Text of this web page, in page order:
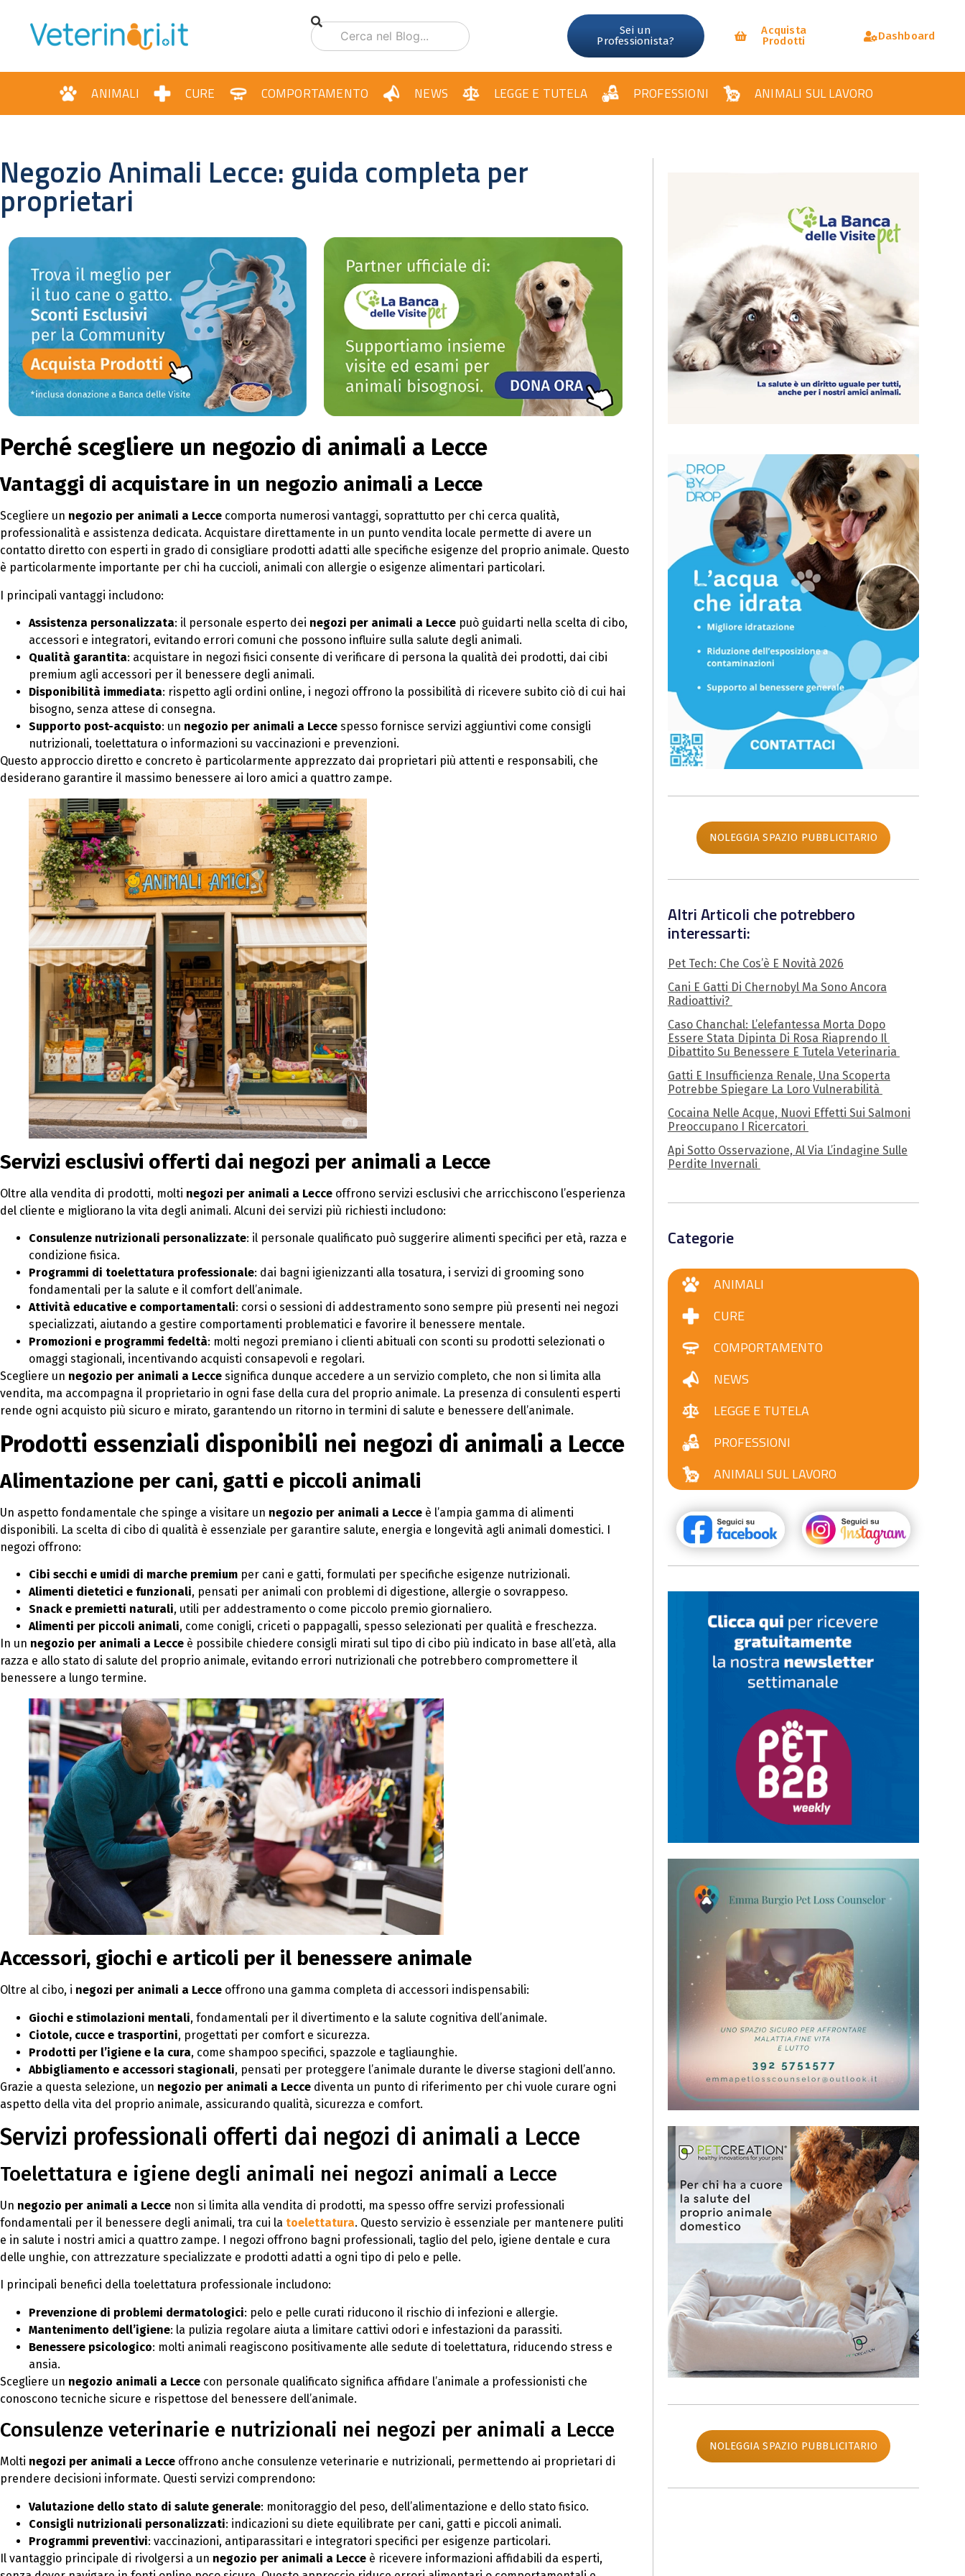
Sei un
Professionista?
Acquista
Prodotti
Dashboard
ANIMALI CURE COMPORTAMENTO NEWS LEGGE E TUTELA PROFESSIONI ANIMALI SUL LAVORO
Negozio Animali Lecce: guida completa per
proprietari
Perché scegliere un negozio di animali a Lecce
Vantaggi di acquistare in un negozio animali a Lecce
Scegliere un negozio per animali a Lecce comporta numerosi vantaggi, soprattutto per chi cerca qualità,
professionalità e assistenza dedicata. Acquistare direttamente in un punto vendita locale permette di avere un
contatto diretto con esperti in grado di consigliare prodotti adatti alle specifiche esigenze del proprio animale. Questo
è particolarmente importante per chi ha cuccioli, animali con allergie o esigenze alimentari particolari.
I principali vantaggi includono:
Assistenza personalizzata: il personale esperto dei negozi per animali a Lecce può guidarti nella scelta di cibo,
accessori e integratori, evitando errori comuni che possono influire sulla salute degli animali.
Qualità garantita: acquistare in negozi fisici consente di verificare di persona la qualità dei prodotti, dai cibi
premium agli accessori per il benessere degli animali.
Disponibilità immediata: rispetto agli ordini online, i negozi offrono la possibilità di ricevere subito ciò di cui hai
bisogno, senza attese di consegna.
Supporto post-acquisto: un negozio per animali a Lecce spesso fornisce servizi aggiuntivi come consigli
nutrizionali, toelettatura o informazioni su vaccinazioni e prevenzioni.
Questo approccio diretto e concreto è particolarmente apprezzato dai proprietari più attenti e responsabili, che
desiderano garantire il massimo benessere ai loro amici a quattro zampe.
Servizi esclusivi offerti dai negozi per animali a Lecce
Oltre alla vendita di prodotti, molti negozi per animali a Lecce offrono servizi esclusivi che arricchiscono l’esperienza
del cliente e migliorano la vita degli animali. Alcuni dei servizi più richiesti includono:
Consulenze nutrizionali personalizzate: il personale qualificato può suggerire alimenti specifici per età, razza e
condizione fisica.
Programmi di toelettatura professionale: dai bagni igienizzanti alla tosatura, i servizi di grooming sono
fondamentali per la salute e il comfort dell’animale.
Attività educative e comportamentali: corsi o sessioni di addestramento sono sempre più presenti nei negozi
specializzati, aiutando a gestire comportamenti problematici e favorire il benessere mentale.
Promozioni e programmi fedeltà: molti negozi premiano i clienti abituali con sconti su prodotti selezionati o
omaggi stagionali, incentivando acquisti consapevoli e regolari.
Scegliere un negozio per animali a Lecce significa dunque accedere a un servizio completo, che non si limita alla
vendita, ma accompagna il proprietario in ogni fase della cura del proprio animale. La presenza di consulenti esperti
rende ogni acquisto più sicuro e mirato, garantendo un ritorno in termini di salute e benessere dell’animale.
Prodotti essenziali disponibili nei negozi di animali a Lecce
Alimentazione per cani, gatti e piccoli animali
Un aspetto fondamentale che spinge a visitare un negozio per animali a Lecce è l’ampia gamma di alimenti
disponibili. La scelta di cibo di qualità è essenziale per garantire salute, energia e longevità agli animali domestici. I
negozi offrono:
Cibi secchi e umidi di marche premium per cani e gatti, formulati per specifiche esigenze nutrizionali.
Alimenti dietetici e funzionali, pensati per animali con problemi di digestione, allergie o sovrappeso.
Snack e premietti naturali, utili per addestramento o come piccolo premio giornaliero.
Alimenti per piccoli animali, come conigli, criceti o pappagalli, spesso selezionati per qualità e freschezza.
In un negozio per animali a Lecce è possibile chiedere consigli mirati sul tipo di cibo più indicato in base all’età, alla
razza e allo stato di salute del proprio animale, evitando errori nutrizionali che potrebbero compromettere il
benessere a lungo termine.
Accessori, giochi e articoli per il benessere animale
Oltre al cibo, i negozi per animali a Lecce offrono una gamma completa di accessori indispensabili:
Giochi e stimolazioni mentali, fondamentali per il divertimento e la salute cognitiva dell’animale.
Ciotole, cucce e trasportini, progettati per comfort e sicurezza.
Prodotti per l’igiene e la cura, come shampoo specifici, spazzole e tagliaunghie.
Abbigliamento e accessori stagionali, pensati per proteggere l’animale durante le diverse stagioni dell’anno.
Grazie a questa selezione, un negozio per animali a Lecce diventa un punto di riferimento per chi vuole curare ogni
aspetto della vita del proprio animale, assicurando qualità, sicurezza e comfort.
Servizi professionali offerti dai negozi di animali a Lecce
Toelettatura e igiene degli animali nei negozi animali a Lecce
Un negozio per animali a Lecce non si limita alla vendita di prodotti, ma spesso offre servizi professionali
fondamentali per il benessere degli animali, tra cui la toelettatura. Questo servizio è essenziale per mantenere puliti
e in salute i nostri amici a quattro zampe. I negozi offrono bagni professionali, taglio del pelo, igiene dentale e cura
delle unghie, con attrezzature specializzate e prodotti adatti a ogni tipo di pelo e pelle.
I principali benefici della toelettatura professionale includono:
Prevenzione di problemi dermatologici: pelo e pelle curati riducono il rischio di infezioni e allergie.
Mantenimento dell’igiene: la pulizia regolare aiuta a limitare cattivi odori e infestazioni da parassiti.
Benessere psicologico: molti animali reagiscono positivamente alle sedute di toelettatura, riducendo stress e
ansia.
Scegliere un negozio animali a Lecce con personale qualificato significa affidare l’animale a professionisti che
conoscono tecniche sicure e rispettose del benessere dell’animale.
Consulenze veterinarie e nutrizionali nei negozi per animali a Lecce
Molti negozi per animali a Lecce offrono anche consulenze veterinarie e nutrizionali, permettendo ai proprietari di
prendere decisioni informate. Questi servizi comprendono:
Valutazione dello stato di salute generale: monitoraggio del peso, dell’alimentazione e dello stato fisico.
Consigli nutrizionali personalizzati: indicazioni su diete equilibrate per cani, gatti e piccoli animali.
Programmi preventivi: vaccinazioni, antiparassitari e integratori specifici per esigenze particolari.
Il vantaggio principale di rivolgersi a un negozio per animali a Lecce è ricevere informazioni affidabili da esperti,
NOLEGGIA SPAZIO PUBBLICITARIO
Altri Articoli che potrebbero
interessarti:
Pet Tech: Che Cos’è E Novità 2026
Cani E Gatti Di Chernobyl Ma Sono Ancora
Radioattivi?
Caso Chanchal: L’elefantessa Morta Dopo
Essere Stata Dipinta Di Rosa Riaprendo Il
Dibattito Su Benessere E Tutela Veterinaria
Gatti E Insufficienza Renale, Una Scoperta
Potrebbe Spiegare La Loro Vulnerabilità
Cocaina Nelle Acque, Nuovi Effetti Sui Salmoni
Preoccupano I Ricercatori
Api Sotto Osservazione, Al Via L’indagine Sulle
Perdite Invernali
Categorie
ANIMALI
CURE
COMPORTAMENTO
NEWS
LEGGE E TUTELA
PROFESSIONI
ANIMALI SUL LAVORO
NOLEGGIA SPAZIO PUBBLICITARIO